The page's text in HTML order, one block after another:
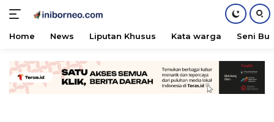
content
Home News Liputan Khusus Kata warga Seni